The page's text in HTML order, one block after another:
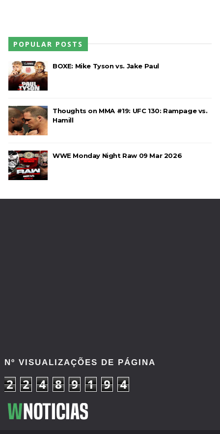
POPULAR POSTS
BOXE: Mike Tyson vs. Jake Paul
Thoughts on MMA #19: UFC 130: Rampage vs.
Hamill
WWE Monday Night Raw 09 Mar 2026
Nº VISUALIZAÇÕES DE PÁGINA
2 2 4 8 9 1 9 4